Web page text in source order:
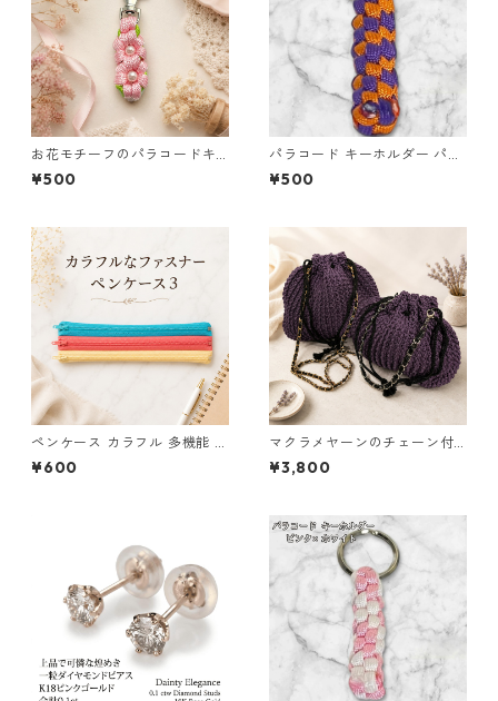
お花モチーフのパラコードキ
ーホルダー ピンク×ライトグリ
ーン ハンドメイド 国産 本革
¥500
パラコード キーホルダー パー
プル オレンジ 編み込み s19
¥500
ペンケース カラフル 多機能 筆
箱 ファスナー6本 s11
¥600
マクラメヤーンのチェーン付
ポーチ大小セット(紫) 巾着 布
小物 ハンドメイド 国産 本革
¥3,800